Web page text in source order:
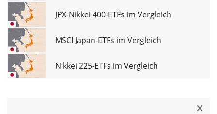
JPX-Nikkei 400-ETFs im Vergleich
MSCI Japan-ETFs im Vergleich
Nikkei 225-ETFs im Vergleich